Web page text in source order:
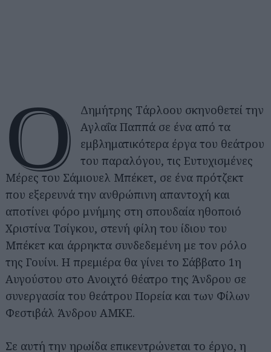
Ο
Δημήτρης Τάρλοου σκηνοθετεί την
Αγλαΐα Παππά σε ένα από τα
εμβληματικότερα έργα του θεάτρου
του παραλόγου, τις Ευτυχισμένες
Μέρες του Σάμιουελ Μπέκετ, σε ένα πρότζεκτ
που εξερευνά την ανθρώπινη απαντοχή και
αποτίνει φόρο μνήμης στη σπουδαία ηθοποιό
Χριστίνα Τσίγκου, στενή φίλη του ίδιου του
Μπέκετ και άρρηκτα συνδεδεμένη με τον ρόλο
της Γουίνι. Η πρεμιέρα θα γίνει το Σάββατο 1η
Αυγούστου στο Ανοιχτό θέατρο της Άνδρου σε
συνεργασία του θεάτρου Πορεία και των Φίλων
Φεστιβάλ Άνδρου ΑΜΚΕ.
Σε αυτή την ηρωίδα επικεντρώνεται το έργο, η